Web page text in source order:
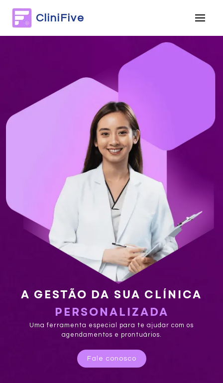
CliniFive
A GESTÃO DA SUA CLÍNICA
PERSONALIZADA
Uma ferramenta especial para te ajudar com os
agendamentos e prontuários.
Fale conosco